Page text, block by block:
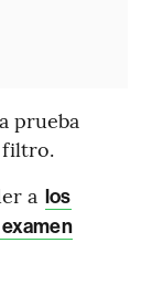
prueba
filtro.
a los